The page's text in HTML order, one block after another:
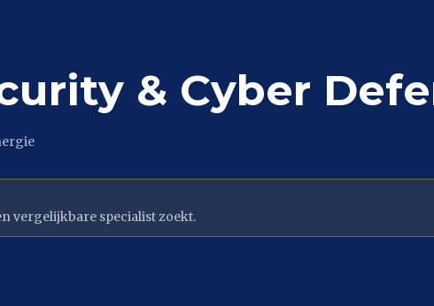
& Cyber
vergelijkbare specialist zoekt.